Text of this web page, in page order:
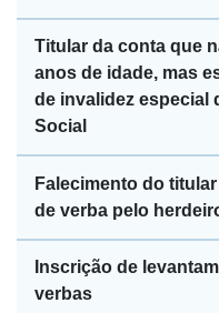
Titular da conta que
anos de idade, mas
de invalidez especial
Social
Falecimento do
de verba pelo
Inscrição de
verbas